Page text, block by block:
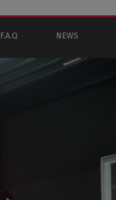
F.A.Q NEWS